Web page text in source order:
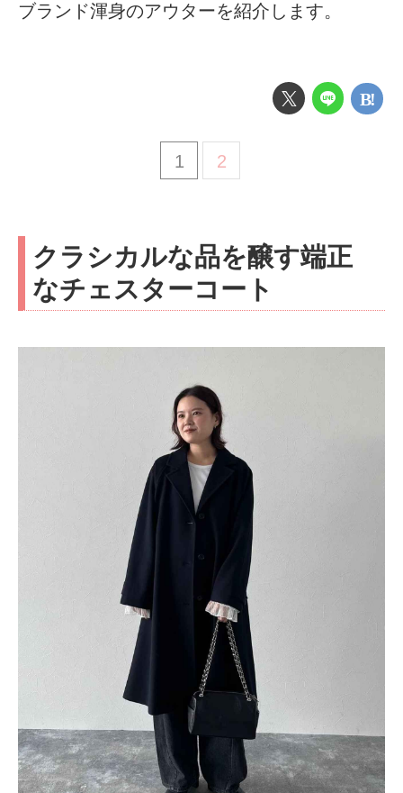
ブランド渾身のアウターを紹介します。
1 2
クラシカルな品を醸す端正
なチェスターコート